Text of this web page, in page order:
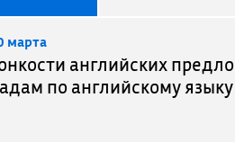
марта
английских
по английскому языку